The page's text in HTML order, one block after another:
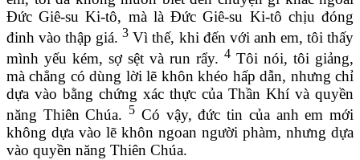
Đức Giê-su Ki-tô, mà là Đức Giê-su Ki-tô chịu đóng
đinh vào thập giá.3 Vì thế, khi đến với anh em, tôi thấy
mình yếu kém, sợ sệt và run rẩy. 4 Tôi nói, tôi giảng,
mà chẳng có dùng lời lẽ khôn khéo hấp dẫn, nhưng chỉ
dựa vào bằng chứng xác thực của Thần Khí và quyền
năng Thiên Chúa. 5 Có vậy, đức tin của anh em mới
không dựa vào lẽ khôn ngoan người phàm, nhưng dựa
vào quyền năng Thiên Chúa.